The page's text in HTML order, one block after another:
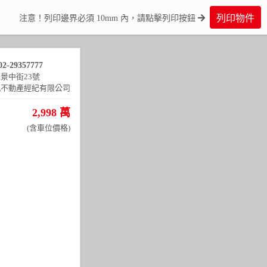
注意！列印邊界必須 10mm 內，請點擊列印按鈕 列印物件
29357777
中街23號
動產經紀有限公司
2,998 萬
(含車位價格)